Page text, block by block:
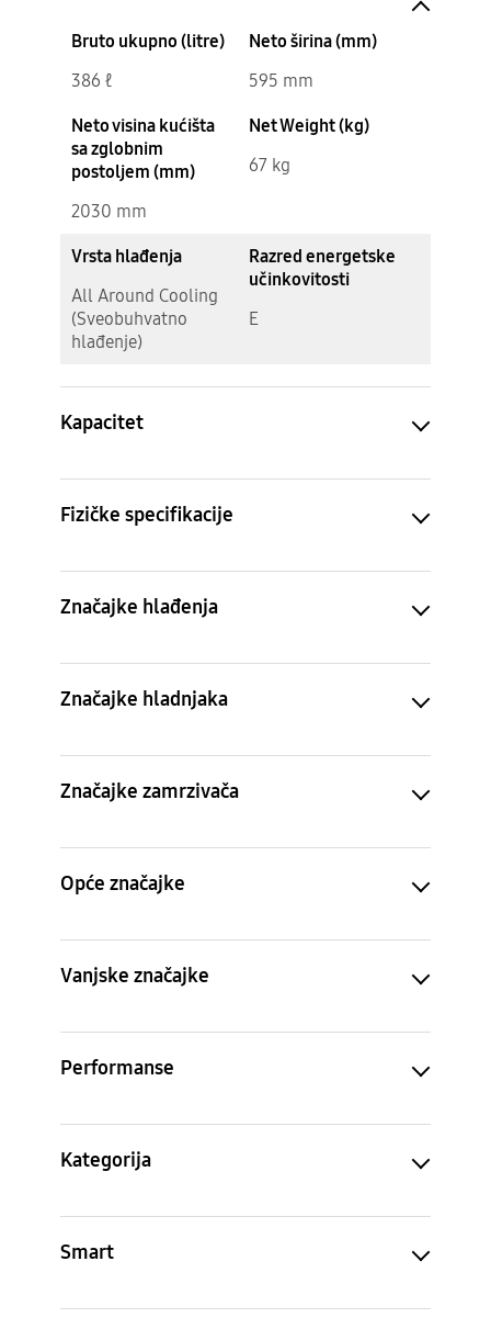
Bruto ukupno (litre)
386 ℓ
Neto širina (mm)
595 mm
Neto visina kućišta
sa zglobnim
postoljem (mm)
2030 mm
Net Weight (kg)
67 kg
Vrsta hlađenja
All Around Cooling
(Sveobuhvatno
hlađenje)
Razred energetske
učinkovitosti
E
Kapacitet
Fizičke specifikacije
Značajke hlađenja
Značajke hladnjaka
Značajke zamrzivača
Opće značajke
Vanjske značajke
Performanse
Kategorija
Smart